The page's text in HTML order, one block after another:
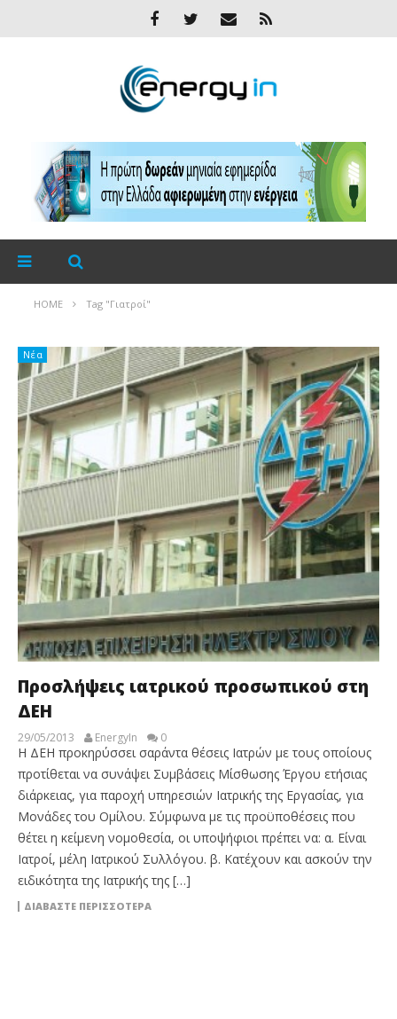
HOME Tag "Γιατροί"
Νέα
Προσλήψεις ιατρικού προσωπικού στη
ΔΕΗ
29/05/2013 EnergyIn 0
Η ΔΕΗ προκηρύσσει σαράντα θέσεις Ιατρών με τους οποίους
προτίθεται να συνάψει Συμβάσεις Μίσθωσης Έργου ετήσιας
διάρκειας, για παροχή υπηρεσιών Ιατρικής της Εργασίας, για
Μονάδες του Ομίλου. Σύμφωνα με τις προϋποθέσεις που
θέτει η κείμενη νομοθεσία, οι υποψήφιοι πρέπει να: α. Είναι
Ιατροί, μέλη Ιατρικού Συλλόγου. β. Κατέχουν και ασκούν την
ειδικότητα της Ιατρικής της […]
ΔΙΑΒΆΣΤΕ ΠΕΡΙΣΣΌΤΕΡΑ